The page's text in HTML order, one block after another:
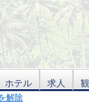
ホテル 求人
解除